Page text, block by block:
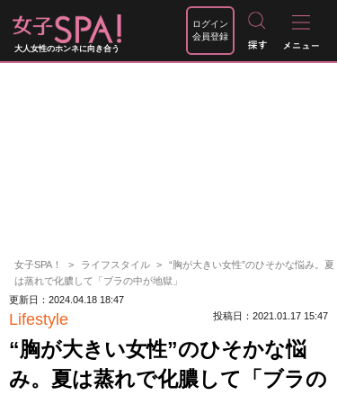
大人女性のホンネに向き合う
ログイン
会員登録
女子SPA！ ライフスタイル
“胸が大きい女性”のひそかな悩み。夏
は蒸れで化膿して「ブラの中が地獄」
更新日：2024.04.18 18:47
Lifestyle 投稿日：2021.01.17 15:47
“胸が大きい女性”のひそかな悩
み。夏は蒸れで化膿して「ブラの